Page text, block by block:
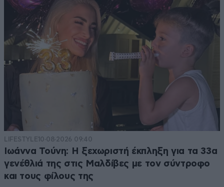
LIFESTYLE10·08·2026 09:40
Ιωάννα Τούνη: Η ξεχωριστή έκπληξη για τα 33α
γενέθλιά της στις Μαλδίβες με τον σύντροφο
και τους φίλους της